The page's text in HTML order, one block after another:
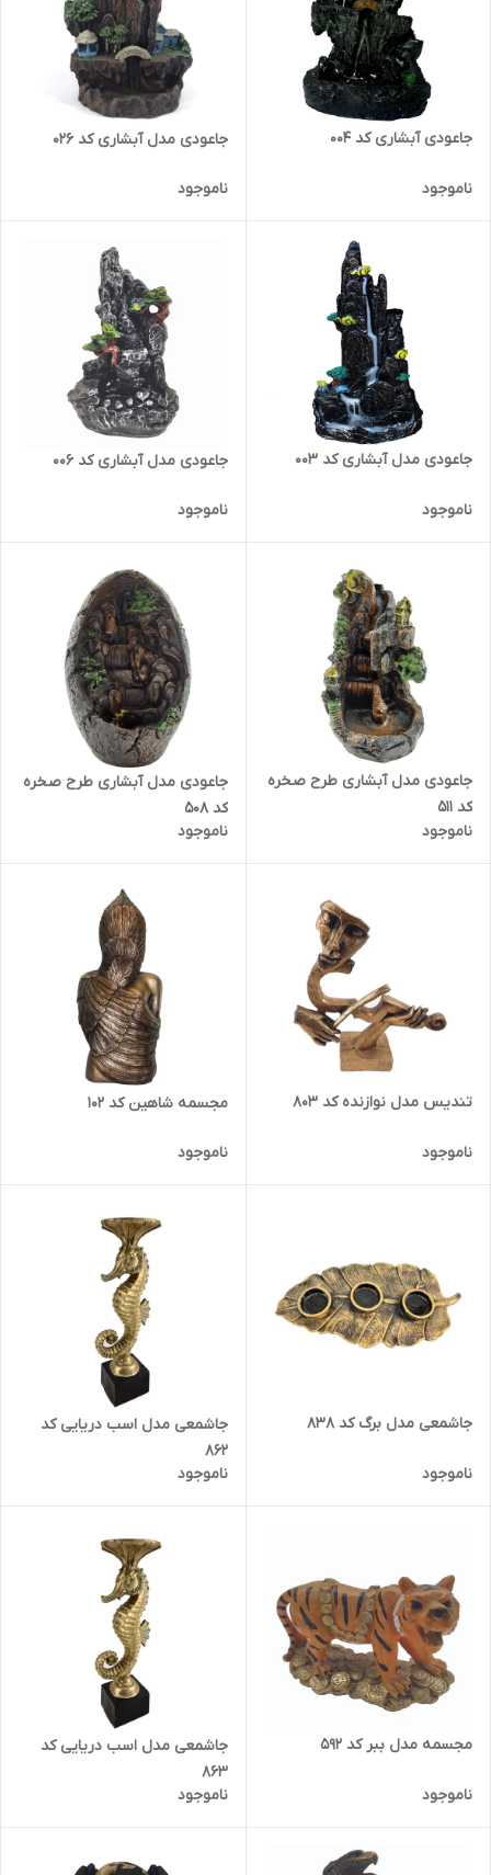
جاعودی آبشاری کد 004
ناموجود
جاعودی مدل آبشاری کد 026
ناموجود
جاعودی مدل آبشاری کد 003
ناموجود
جاعودی مدل آبشاری کد 006
ناموجود
جاعودی مدل آبشاری طرح صخره
کد 511
ناموجود
جاعودی مدل آبشاری طرح صخره
کد 508
ناموجود
تندیس مدل نوازنده کد 803
ناموجود
مجسمه شاهین کد 102
ناموجود
جاشمعی مدل برگ کد 838
ناموجود
جاشمعی مدل اسب دریایی کد
862
ناموجود
مجسمه مدل ببر کد 592
ناموجود
جاشمعی مدل اسب دریایی کد
863
ناموجود